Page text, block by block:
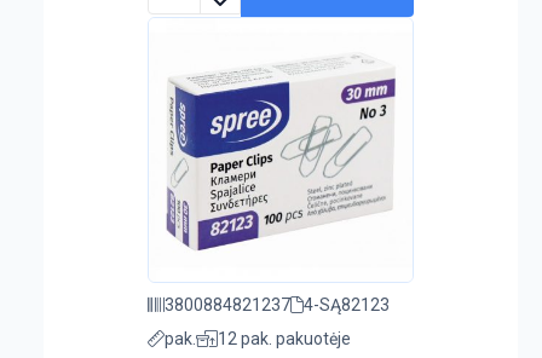
3800884821237
4-SĄ82123
pak.
12 pak. pakuotėje